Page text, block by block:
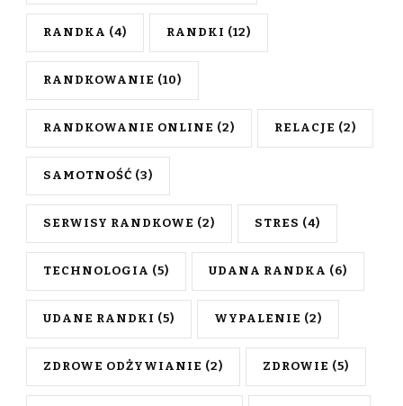
RANDKA (4) RANDKI (12)
RANDKOWANIE (10)
RANDKOWANIE ONLINE (2) RELACJE (2)
SAMOTNOŚĆ (3)
SERWISY RANDKOWE (2) STRES (4)
TECHNOLOGIA (5) UDANA RANDKA (6)
UDANE RANDKI (5) WYPALENIE (2)
ZDROWE ODŻYWIANIE (2) ZDROWIE (5)